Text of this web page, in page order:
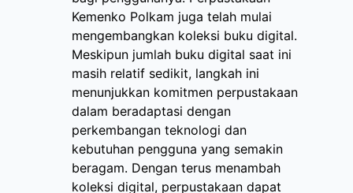
Kemenko Polkam juga telah mulai
mengembangkan koleksi buku digital.
Meskipun jumlah buku digital saat ini
masih relatif sedikit, langkah ini
menunjukkan komitmen perpustakaan
dalam beradaptasi dengan
perkembangan teknologi dan
kebutuhan pengguna yang semakin
beragam. Dengan terus menambah
koleksi digital, perpustakaan dapat